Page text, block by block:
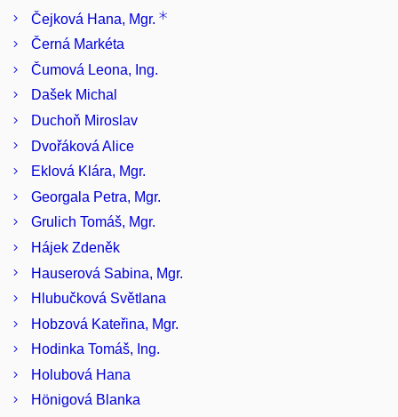
Čejková Hana, Mgr.
Černá Markéta
Čumová Leona, Ing.
Dašek Michal
Duchoň Miroslav
Dvořáková Alice
Eklová Klára, Mgr.
Georgala Petra, Mgr.
Grulich Tomáš, Mgr.
Hájek Zdeněk
Hauserová Sabina, Mgr.
Hlubučková Světlana
Hobzová Kateřina, Mgr.
Hodinka Tomáš, Ing.
Holubová Hana
Hönigová Blanka